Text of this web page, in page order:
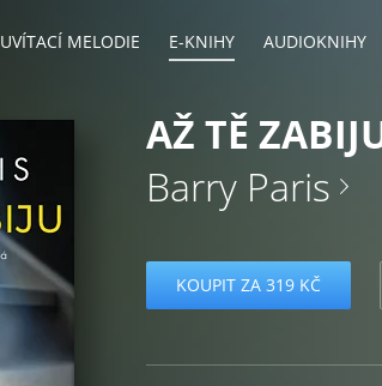
UVÍTACÍ MELODIE E-KNIHY AUDIOKNIHY
AŽ TĚ
Barry Paris
KOUPIT ZA 319 KČ